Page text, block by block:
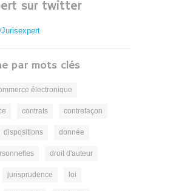
sur twitter
par mots clés
électronique
contrats contrefaçon
dispositions donnée
droit d'auteur
jurisprudence loi